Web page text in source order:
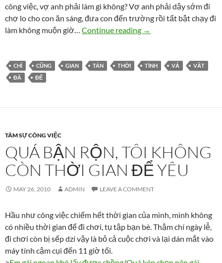
công việc, vợ anh phải làm gì không? Vợ anh phải dậy sớm đi
chợ lo cho con ăn sáng, đưa con đến trường rồi tất bật chạy đi
làm không muộn giờ… Continue reading Để anh có thời gian
→
CHỈ CŨNG GIAN TÁN THỜI TÌNH VẢ
VẤT
ĐÃ
ĐỂ
TÂM SỰ CÔNG VIỆC
QUÁ BẬN RỘN, TÔI KHÔNG
CÒN THỜI GIAN ĐỂ YÊU
MAY 26, 2010 ADMIN LEAVE A COMMENT
Hầu như công việc chiếm hết thời gian của mình, mình không
có nhiều thời gian để đi chơi, tụ tập bạn bè. Thậm chí ngày lễ,
đi chơi còn bị sếp dzí vậy là bỏ cả cuộc chơi và lại dán mắt vào
máy tính cậm cụi đến 11 giờ tối.